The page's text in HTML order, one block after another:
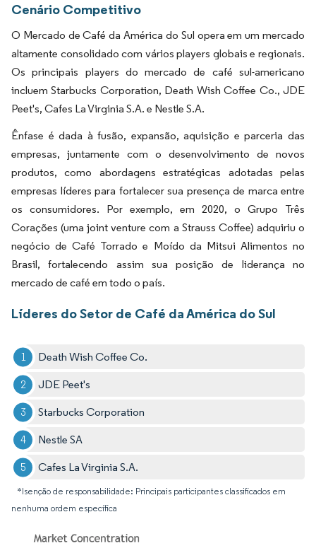
Cenário Competitivo
O Mercado de Café da América do Sul opera em um mercado
altamente consolidado com vários players globais e regionais.
Os principais players do mercado de café sul-americano
incluem Starbucks Corporation, Death Wish Coffee Co., JDE
Peet's, Cafes La Virginia S.A. e Nestle S.A.
Ênfase é dada à fusão, expansão, aquisição e parceria das
empresas, juntamente com o desenvolvimento de novos
produtos, como abordagens estratégicas adotadas pelas
empresas líderes para fortalecer sua presença de marca entre
os consumidores. Por exemplo, em 2020, o Grupo Três
Corações (uma joint venture com a Strauss Coffee) adquiriu o
negócio de Café Torrado e Moído da Mitsui Alimentos no
Brasil, fortalecendo assim sua posição de liderança no
mercado de café em todo o país.
Líderes do Setor de Café da América do Sul
Death Wish Coffee Co.
JDE Peet's
Starbucks Corporation
Nestle SA
Cafes La Virginia S.A.
*Isenção de responsabilidade: Principais participantes classificados em
nenhuma ordem específica